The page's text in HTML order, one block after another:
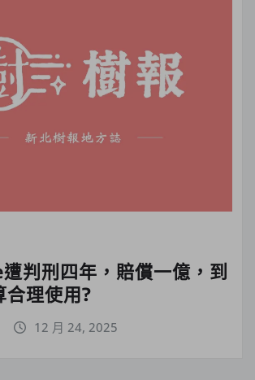
判刑四年，賠償一億，到
合理使用?
12 月 24, 2025